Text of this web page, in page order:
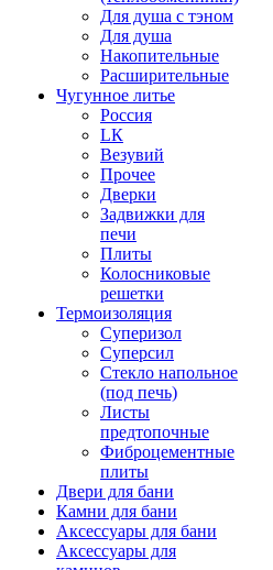
Для душа с тэном
Для душа
Накопительные
Расширительные
Чугунное литье
Россия
LК
Везувий
Прочее
Дверки
Задвижки для
печи
Плиты
Колосниковые
решетки
Термоизоляция
Суперизол
Суперсил
Стекло напольное
(под печь)
Листы
предтопочные
Фиброцементные
плиты
Двери для бани
Камни для бани
Аксессуары для бани
Аксессуары для